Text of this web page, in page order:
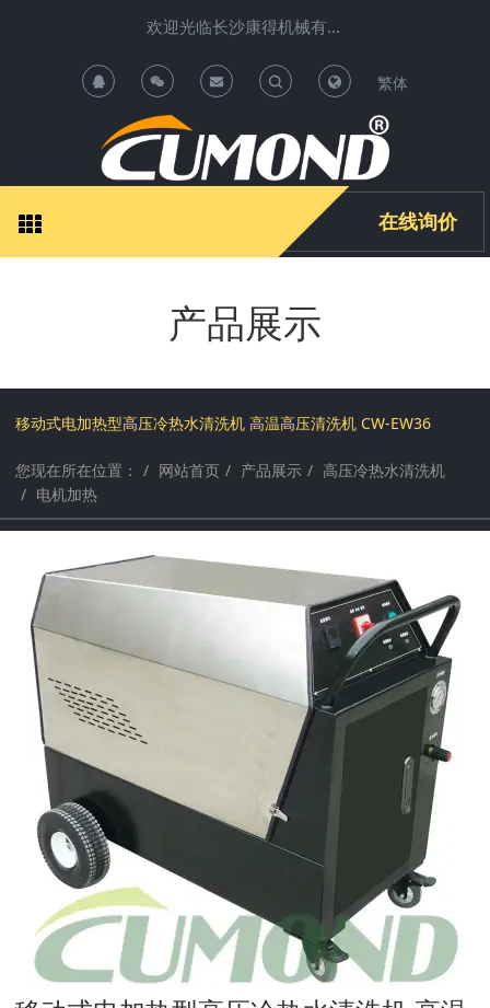
欢迎光临长沙康得机械有限公司清洗机项目运营中心 !
T
o
g
g
l
S
e
a
h
T
o
g
g
S
e
a
r
c
h
繁体
在线询价
产品展示
移动式电加热型高压冷热水清洗机 高温高压清洗机 CW-EW36
您现在所在位置： 网站首页 产品展示
高压冷热水清洗机
电机加热